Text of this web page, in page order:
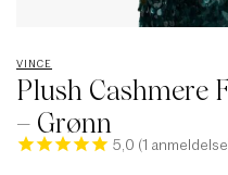
VINCE
Plush Cashmere
– Grønn
1